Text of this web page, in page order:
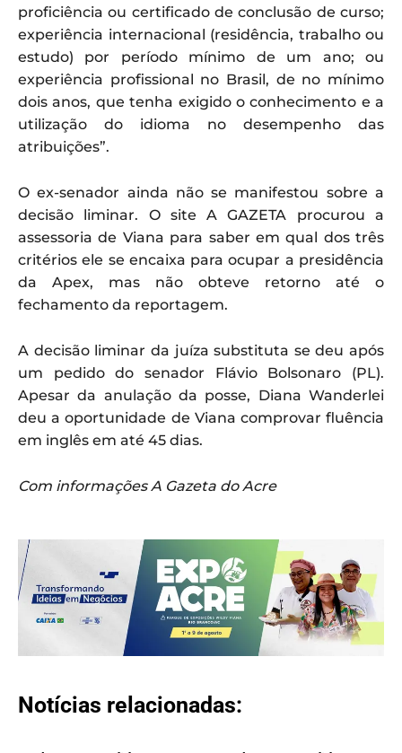
proficiência ou certificado de conclusão de curso;
experiência internacional (residência, trabalho ou
estudo) por período mínimo de um ano; ou
experiência profissional no Brasil, de no mínimo
dois anos, que tenha exigido o conhecimento e a
utilização do idioma no desempenho das
atribuições”.
O ex-senador ainda não se manifestou sobre a
decisão liminar. O site A GAZETA procurou a
assessoria de Viana para saber em qual dos três
critérios ele se encaixa para ocupar a presidência
da Apex, mas não obteve retorno até o
fechamento da reportagem.
A decisão liminar da juíza substituta se deu após
um pedido do senador Flávio Bolsonaro (PL).
Apesar da anulação da posse, Diana Wanderlei
deu a oportunidade de Viana comprovar fluência
em inglês em até 45 dias.
Com informações A Gazeta do Acre
Notícias relacionadas: